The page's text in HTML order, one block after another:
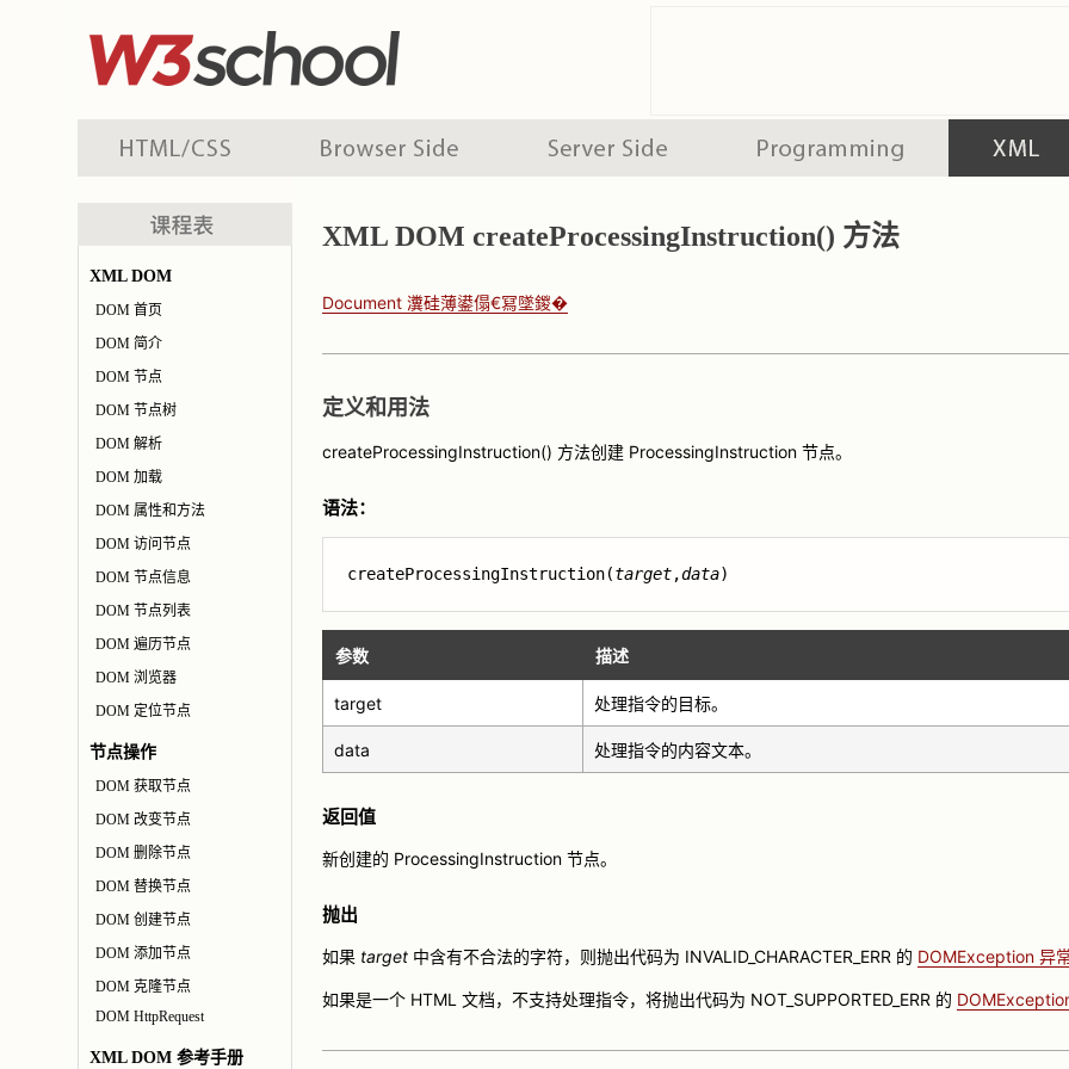
XML DOM
DOM 首页
DOM 简介
DOM 节点
DOM 节点树
DOM 解析
DOM 加载
DOM 属性和方法
DOM 访问节点
DOM 节点信息
DOM 节点列表
DOM 遍历节点
DOM 浏览器
DOM 定位节点
节点操作
DOM 获取节点
DOM 改变节点
DOM 删除节点
DOM 替换节点
DOM 创建节点
DOM 添加节点
DOM 克隆节点
DOM HttpRequest
XML DOM 参考手册
XML DOM createProcessingInstruction() 方法
Document 瀵硅薄鍙傝€冩墜鍐�
定义和用法
createProcessingInstruction() 方法创建 ProcessingInstruction 节点。
语法：
createProcessingInstruction(target,data)
参数 描述
target 处理指令的目标。
data 处理指令的内容文本。
返回值
新创建的 ProcessingInstruction 节点。
抛出
如果 target中含有不合法的字符，则抛出代码为 INVALID_CHARACTER_ERR 的 DOMException 异
如果是一个 HTML 文档，不支持处理指令，将抛出代码为 NOT_SUPPORTED_ERR 的